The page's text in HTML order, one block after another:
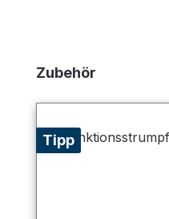
Produktgalerie
Zubehör
Tipp